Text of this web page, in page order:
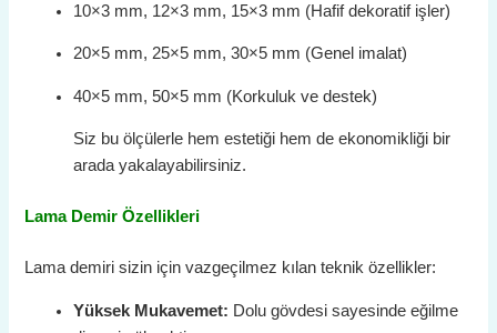
10×3 mm, 12×3 mm, 15×3 mm (Hafif dekoratif işler)
20×5 mm, 25×5 mm, 30×5 mm (Genel imalat)
40×5 mm, 50×5 mm (Korkuluk ve destek)
Siz bu ölçülerle hem estetiği hem de ekonomikliği bir
arada yakalayabilirsiniz.
Lama Demir Özellikleri
Lama demiri sizin için vazgeçilmez kılan teknik özellikler:
Yüksek Mukavemet: Dolu gövdesi sayesinde eğilme